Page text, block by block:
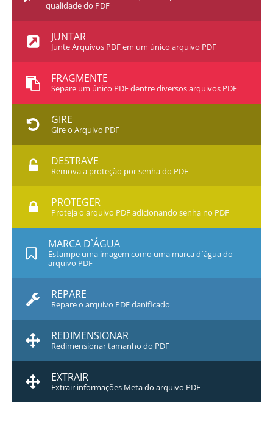
qualidade do PDF
JUNTAR
Junte Arquivos PDF em um único arquivo PDF
FRAGMENTE
Separe um único PDF dentre diversos arquivos PDF
GIRE
Gire o Arquivo PDF
DESTRAVE
Remova a proteção por senha do PDF
PROTEGER
Proteja o arquivo PDF adicionando senha no PDF
MARCA D`ÁGUA
Estampe uma imagem como uma marca d`água do
arquivo PDF
REPARE
Repare o arquivo PDF danificado
REDIMENSIONAR
Redimensionar tamanho do PDF
EXTRAIR
Extrair informações Meta do arquivo PDF